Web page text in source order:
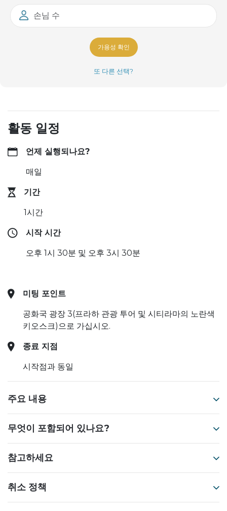
손님 수
가용성 확인
또 다른 선택?
활동 일정
언제 실행되나요?
매일
기간
1시간
시작 시간
오후 1시 30분 및 오후 3시 30분
미팅 포인트
공화국 광장 3(프라하 관광 투어 및 시티라마의 노란색
키오스크)으로 가십시오.
종료 지점
시작점과 동일
주요 내용
무엇이 포함되어 있나요?
참고하세요
취소 정책